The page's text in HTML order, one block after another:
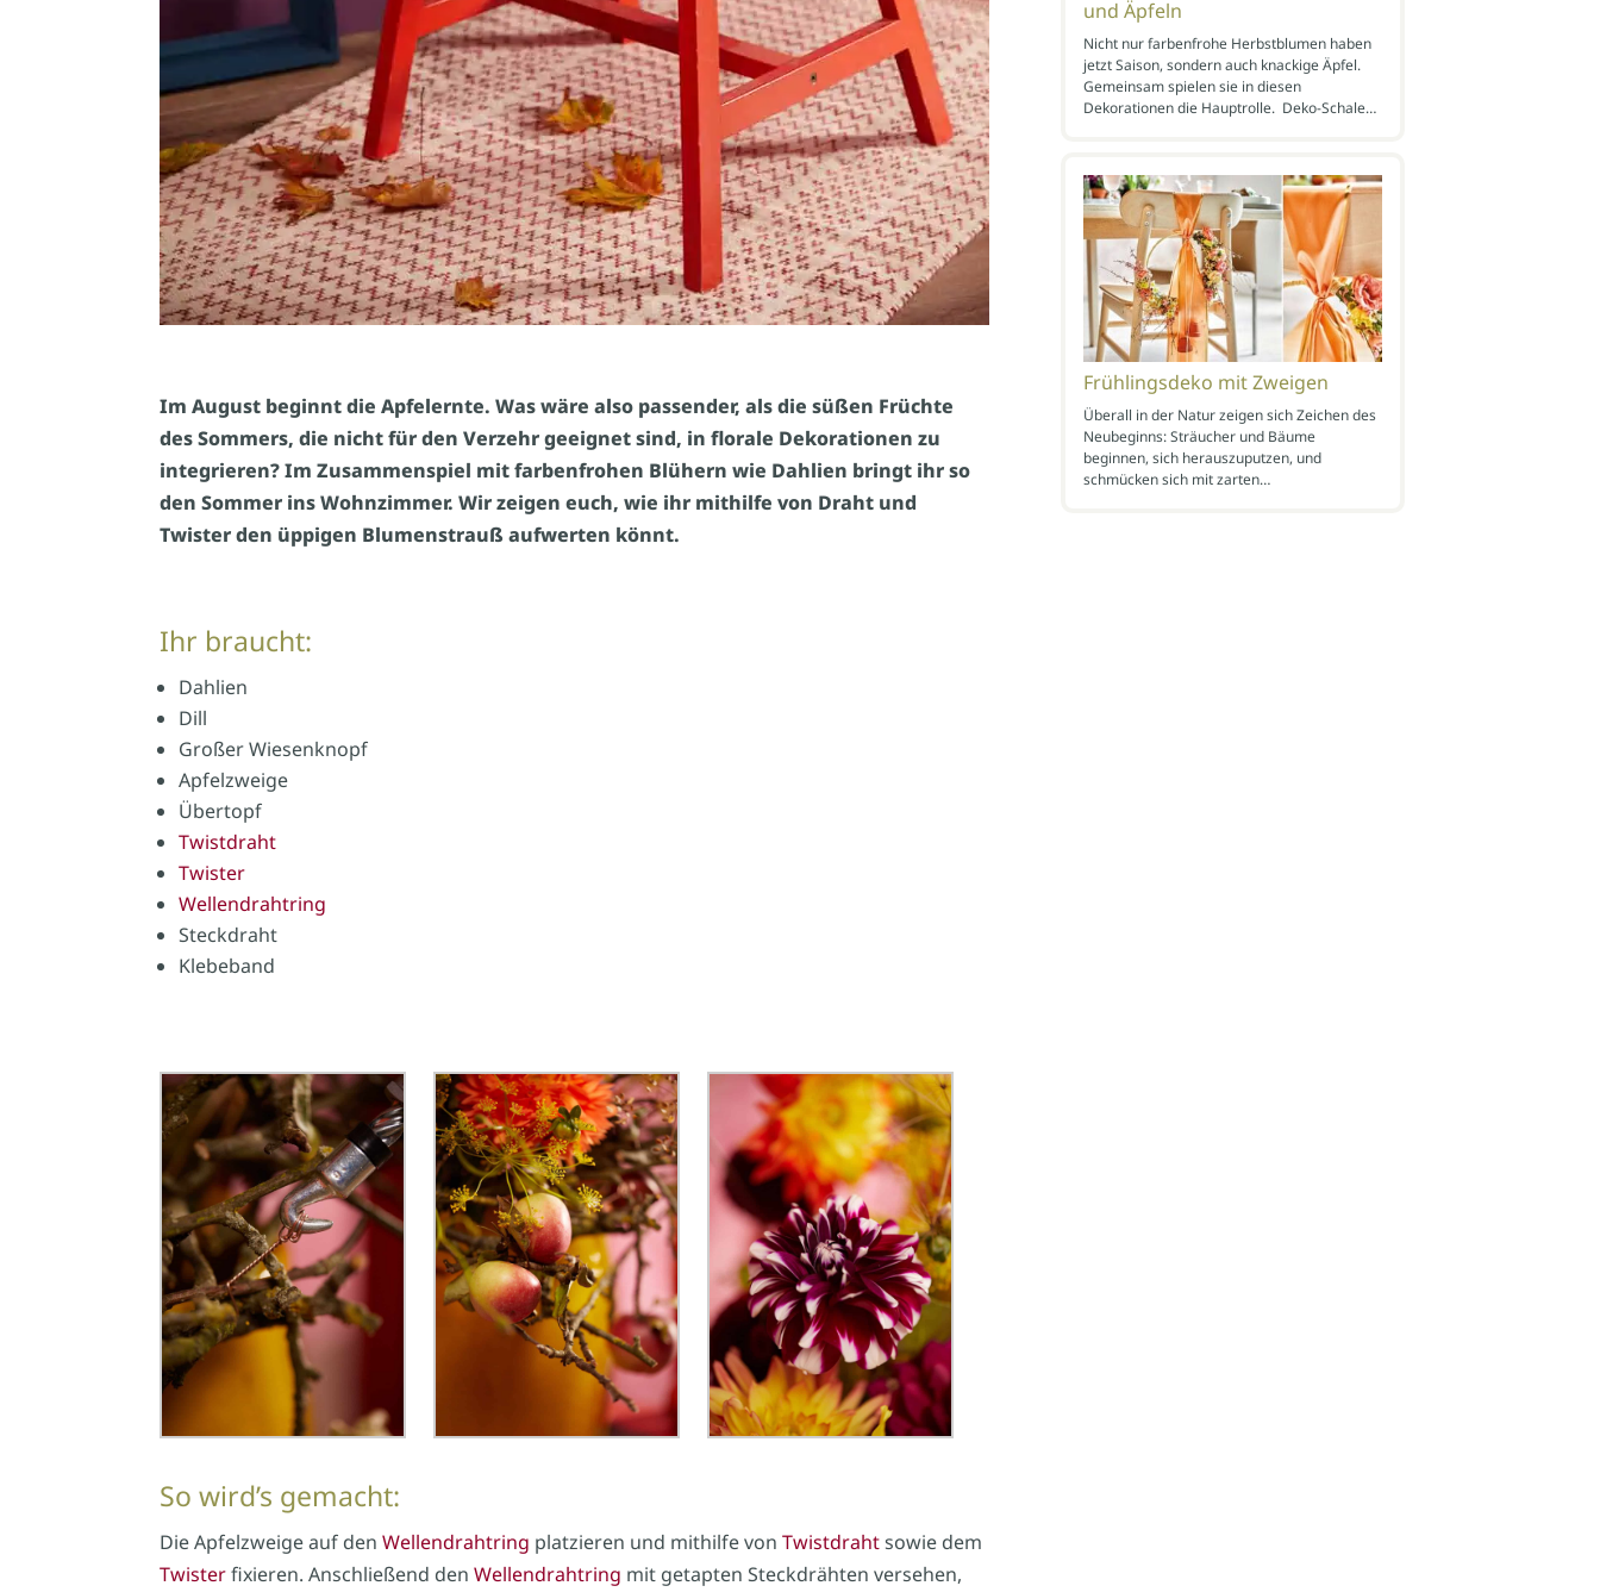
Im August beginnt die Apfelernte. Was wäre also passender, als die süßen Früchte
des Sommers, die nicht für den Verzehr geeignet sind, in florale Dekorationen zu
integrieren? Im Zusammenspiel mit farbenfrohen Blühern wie Dahlien bringt ihr so
den Sommer ins Wohnzimmer. Wir zeigen euch, wie ihr mithilfe von Draht und
Twister den üppigen Blumenstrauß aufwerten könnt.
Ihr braucht:
Dahlien
Dill
Großer Wiesenknopf
Apfelzweige
Übertopf
Twistdraht
Twister
Wellendrahtring
Steckdraht
Klebeband
So wird’s gemacht:
Die Apfelzweige auf denWellendrahtring platzieren und mithilfe vonTwistdrahtsowie dem
Twisterfixieren. Anschließend denWellendrahtring mit getapten Steckdrähten versehen,
und Äpfeln
Nicht nur farbenfrohe Herbstblumen haben
jetzt Saison, sondern auch knackige Äpfel.
Gemeinsam spielen sie in diesen
Dekorationen die Hauptrolle. Deko-Schale…
Frühlingsdeko mit Zweigen
Überall in der Natur zeigen sich Zeichen des
Neubeginns: Sträucher und Bäume
beginnen, sich herauszuputzen, und
schmücken sich mit zarten…